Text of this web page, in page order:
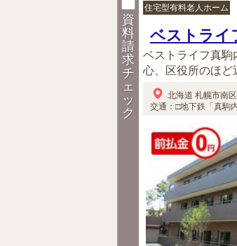
資
料
請
求
チ
ェ
ッ
ク
住宅型有料老人ホーム
ベストライ
ベストライフ真駒
心、区役所のほど
北海道 札幌市南区
交通：□地下鉄「真駒